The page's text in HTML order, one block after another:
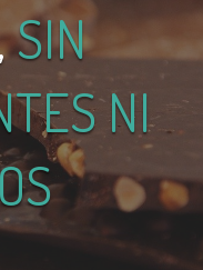
SIN
NI